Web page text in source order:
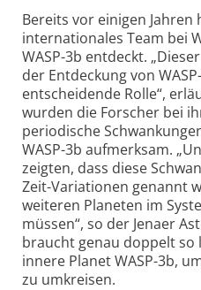
Bereits vor einigen Jahren
internationales Team bei
WASP-3b entdeckt.
der Entdeckung von
entscheidende Rolle“,
wurden die Forscher bei
periodische
WASP-3b aufmerksam.
zeigten, dass diese
Zeit-Variationen genannt
weiteren Planeten im
müssen“, so der Jenaer
braucht genau doppelt so
innere Planet WASP-3b,
zu umkreisen.